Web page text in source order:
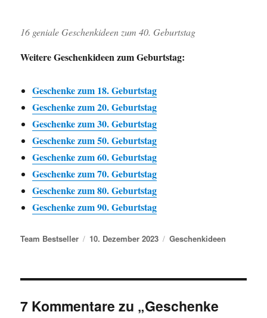
16 geniale Geschenkideen zum 40. Geburtstag
Weitere Geschenkideen zum Geburtstag:
Geschenke zum 18. Geburtstag
Geschenke zum 20. Geburtstag
Geschenke zum 30. Geburtstag
Geschenke zum 50. Geburtstag
Geschenke zum 60. Geburtstag
Geschenke zum 70. Geburtstag
Geschenke zum 80. Geburtstag
Geschenke zum 90. Geburtstag
Autor
Team Bestseller Veröffentlicht am
10. Dezember 2023 Kategorien
Geschenkideen
7 Kommentare zu „Geschenke